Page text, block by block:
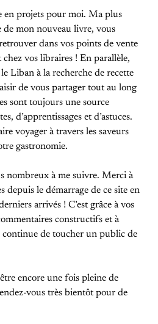
en projets pour moi. Ma plus
de mon nouveau livre, vous
dans vos points de vente
vos libraires ! En parallèle,
Liban à la recherche de recette
de vous partager tout au long
sont toujours une source
d’apprentissages et d’astuces.
voyager à travers les saveurs
gastronomie.
nombreux à me suivre. Merci à
depuis le démarrage de ce site en
arrivés ! C’est grâce à vos
constructifs et à
continue de toucher un public de
encore une fois pleine de
vous très bientôt pour de